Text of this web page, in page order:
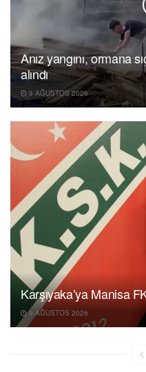
Anız yangını, ormana
alındı
9 AĞUSTOS 2026
Karşıyaka’ya Manisa
9 AĞUSTOS 2026